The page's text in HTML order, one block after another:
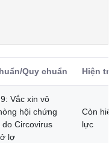
Quy chuẩn Hiện
Vắc xin vô
hội chứng
do Circovirus
lợ
Còn
lực